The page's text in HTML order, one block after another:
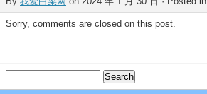
Sorry, comments are closed on this post.